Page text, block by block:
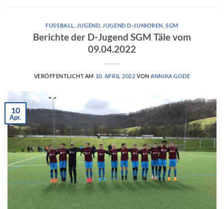
FUSSBALL JUGEND JUGEND D-JUNIOREN ,SGM
Berichte der D-Jugend SGM Täle vom
09.04.2022
VERÖFFENTLICHT AM 10. APRIL 2022 VON ANNIKA GODE
10
Apr.